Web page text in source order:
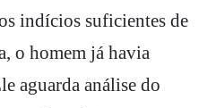
indícios suficientes de
o homem já havia
aguarda análise do